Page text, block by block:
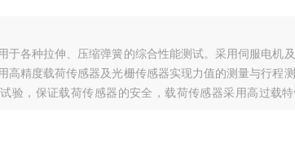
于各种拉伸、压缩弹簧的综合性能测试。采用伺服电机
高精度载荷传感器及光栅传感器实现力值的测量与行程
验，保证载荷传感器的安全，载荷传感器采用高过载